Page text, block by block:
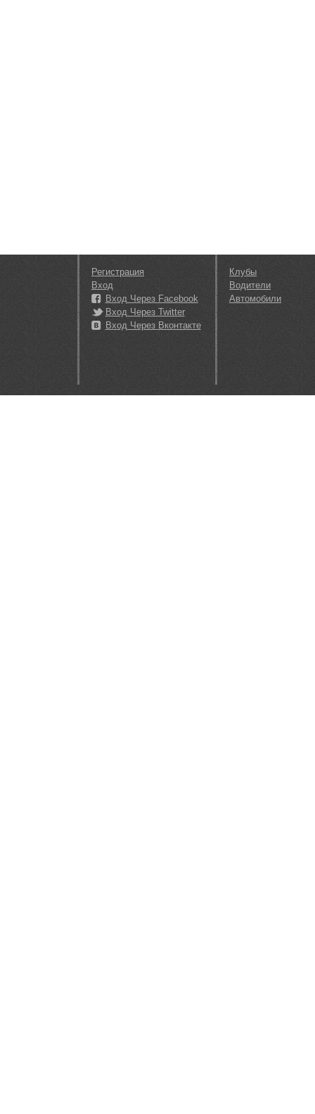
Регистрация
Вход
Вход Через Facebook
Вход Через Twitter
Вход Через Вконтакте
Клубы
Водители
Автомобили